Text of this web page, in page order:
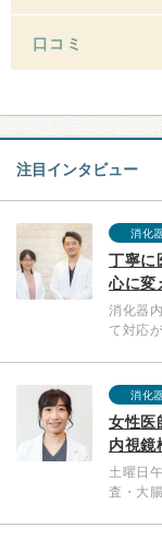
口コミ
注目インタビュー
消化
丁寧に
心に変
消化器
て対応
消化
女性医
内視鏡
土曜日
査・大